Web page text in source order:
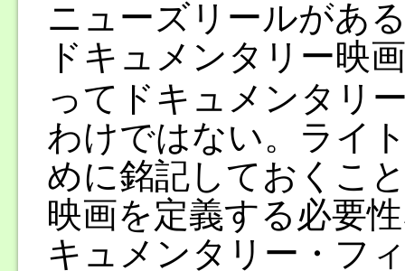
ニューズリールがあ
ドキュメンタリー映
ってドキュメンタリ
わけではない。ライ
めに銘記しておくこ
映画を定義する必要
キュメンタリー・フ